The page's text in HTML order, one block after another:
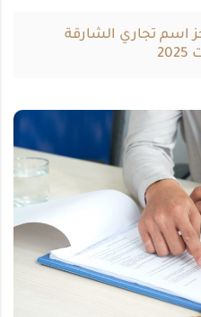
اسم تجاري الشارقة